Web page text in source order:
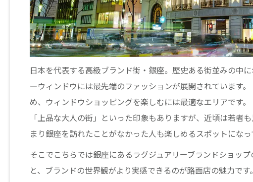
日本を代表する高級ブランド街・銀座。歴史ある街並みの中
ーウィンドウには最先端のファッションが展開されています
め、ウィンドウショッピングを楽しむには最適なエリアです。
「上品な大人の街」といった印象もありますが、近頃は若者
まり銀座を訪れたことがなかった人も楽しめるスポットになっ
そこでこちらでは銀座にあるラグジュアリーブランドショッ
と、ブランドの世界観がより実感できるのが路面店の魅力で